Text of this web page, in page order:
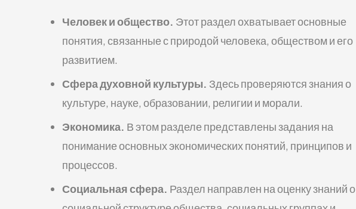
Человек и общество. Этот раздел охватывает основные
понятия, связанные с природой человека, обществом и его
развитием.
Сфера духовной культуры. Здесь проверяются знания о
культуре, науке, образовании, религии и морали.
Экономика. В этом разделе представлены задания на
понимание основных экономических понятий, принципов и
процессов.
Социальная сфера. Раздел направлен на оценку знаний о